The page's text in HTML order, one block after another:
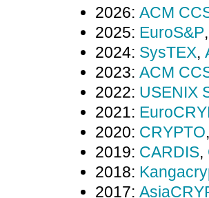
2026:ACM
2025: EuroS&P
2024: SysTEX,
2023:ACM
2022: USENIX
2021:
2020: CRYPTO
2019: CARDIS,
2018:
2017: